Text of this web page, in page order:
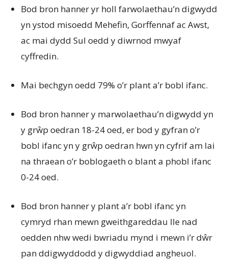
Bod bron hanner yr holl farwolaethau’n digwydd
yn ystod misoedd Mehefin, Gorffennaf ac Awst,
ac mai dydd Sul oedd y diwrnod mwyaf
cyffredin.
Mai bechgyn oedd 79% o’r plant a’r bobl ifanc.
Bod bron hanner y marwolaethau’n digwydd yn
y grŵp oedran 18-24 oed, er bod y gyfran o’r
bobl ifanc yn y grŵp oedran hwn yn cyfrif am lai
na thraean o’r boblogaeth o blant a phobl ifanc
0-24 oed.
Bod bron hanner y plant a’r bobl ifanc yn
cymryd rhan mewn gweithgareddau lle nad
oedden nhw wedi bwriadu mynd i mewn i’r dŵr
pan ddigwyddodd y digwyddiad angheuol.